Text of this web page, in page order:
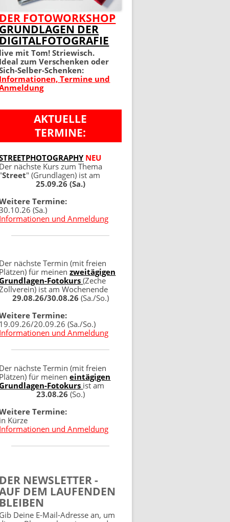
MEIN PERFEKTES FOTO 2.
AUFLAGE
100 TIPPS UND TRICKS 4.
AUFLAGE
DER FOTOWORKSHOP
GRUNDLAGEN DER
DIGITALFOTOGRAFIE
live mit Tom! Striewisch.
Ideal zum Verschenken oder
Selber-Schenken:
Informationen, Termine und
AKTUELLE
TERMINE:
NEU
Der nächste Kurs zum Thema
"Street" (Grundlagen) ist am
25.09.26 (Sa.)
Termine:
(Sa.)
Informationen und Anmeldung
Der nächste Termin (mit freien
Plätzen) für meinenzweitägigen
Fotokurs(Zeche
ist am Wochenende
29.08.26/30.08.26 (Sa./So.)
Termine:
19.09.26/20.09.26 (Sa./So.)
Informationen und Anmeldung
Der nächste Termin (mit freien
Plätzen) für meineneintägigen
Fotokurs ist am
23.08.26 (So.)
Termine:
in Kürze
Informationen und Anmeldung
DER NEWSLETTER -
DEM LAUFENDEN
BLEIBEN
Gib Deine E-Mail-Adresse an, um